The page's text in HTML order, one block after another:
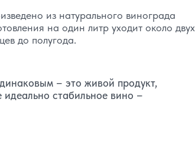
из натурального винограда
на один литр уходит около двух
до полугода.
– это живой продукт,
идеально стабильное вино –